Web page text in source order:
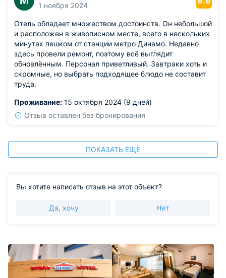
1 ноября 2024
Отель обладает множеством достоинств. Он небольшой
и расположен в живописном месте, всего в нескольких
минутах пешком от станции метро Динамо. Недавно
здесь провели ремонт, поэтому всё выглядит
обновлённым. Персонал приветливый. Завтраки хоть и
скромные, но выбрать подходящее блюдо не составит
труда.
Проживание: 15 октября 2024 (9 дней)
Отзыв оставлен без бронирования
ПОКАЗАТЬ ЕЩЕ
Вы хотите написать отзыв на этот объект?
Да, хочу Нет